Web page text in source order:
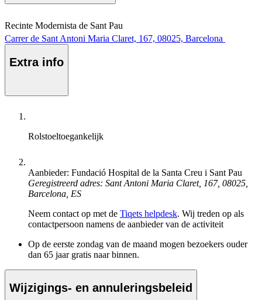
Recinte Modernista de Sant Pau
Carrer de Sant Antoni Maria Claret, 167, 08025, Barcelona
Extra info
Rolstoeltoegankelijk
Aanbieder: Fundació Hospital de la Santa Creu i Sant Pau
Geregistreerd adres: Sant Antoni Maria Claret, 167, 08025,
Barcelona, ES
Neem contact op met de Tiqets helpdesk. Wij treden op als
contactpersoon namens de aanbieder van de activiteit
Op de eerste zondag van de maand mogen bezoekers ouder
dan 65 jaar gratis naar binnen.
Wijzigings- en annuleringsbeleid